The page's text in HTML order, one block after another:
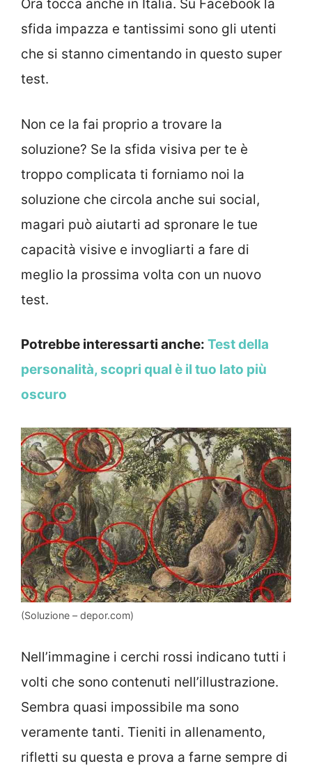
Ora tocca anche in Italia. Su Facebook la
sfida impazza e tantissimi sono gli utenti
che si stanno cimentando in questo super
test.
Non ce la fai proprio a trovare la
soluzione? Se la sfida visiva per te è
troppo complicata ti forniamo noi la
soluzione che circola anche sui social,
magari può aiutarti ad spronare le tue
capacità visive e invogliarti a fare di
meglio la prossima volta con un nuovo
test.
Potrebbe interessarti anche: Test della
personalità, scopri qual è il tuo lato più
oscuro
(Soluzione – depor.com)
Nell’immagine i cerchi rossi indicano tutti i
volti che sono contenuti nell’illustrazione.
Sembra quasi impossibile ma sono
veramente tanti. Tieniti in allenamento,
rifletti su questa e prova a farne sempre di